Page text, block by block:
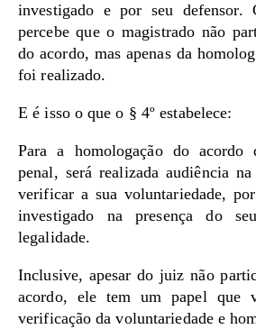
investigado e por seu defensor.
percebe que o magistrado não
do acordo, mas apenas da
foi realizado.
E é isso o que o § 4º estabelece:
Para a homologação do acordo
penal, será realizada audiência
verificar a sua voluntariedade,
investigado na presença do
legalidade.
Inclusive, apesar do juiz não
acordo, ele tem um papel que
verificação da voluntariedade e